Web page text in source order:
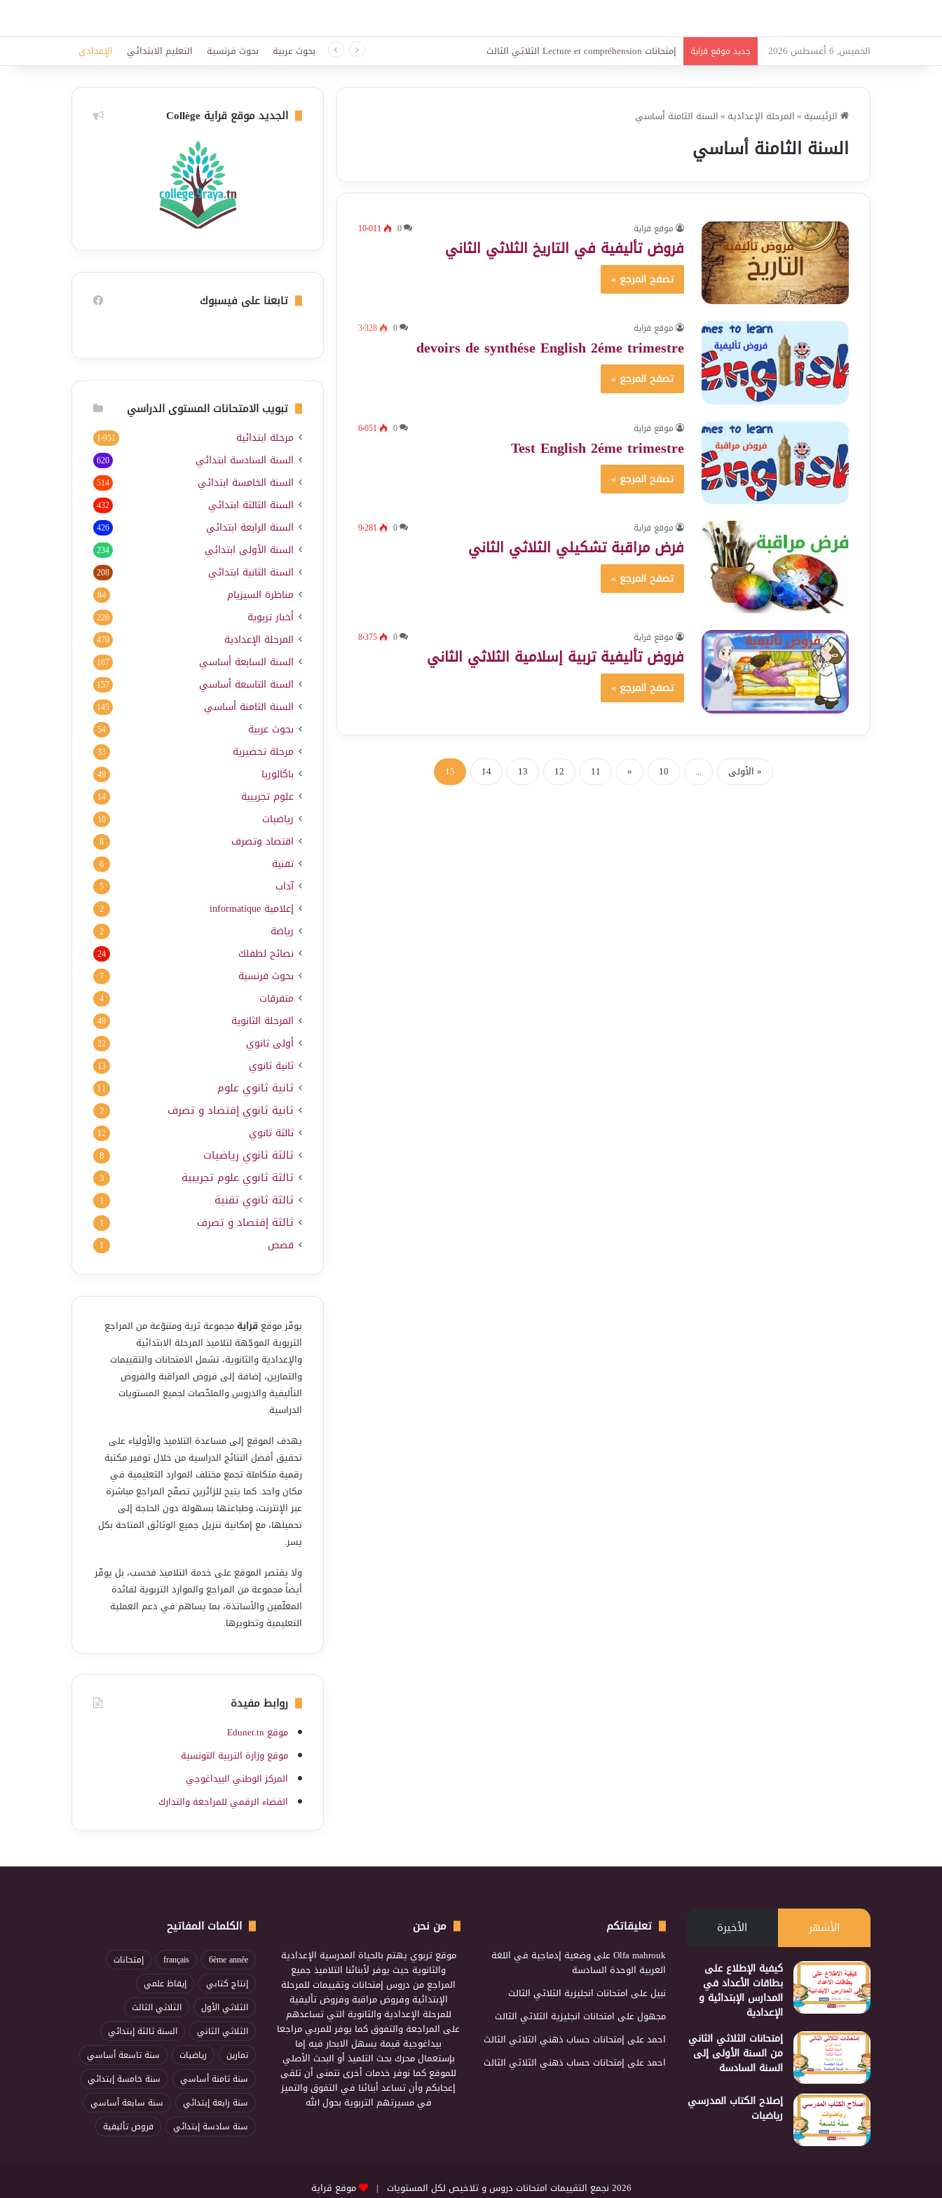
الخميس, 6 أغسطس 2026 جديد موقع قراية امتحانات قواعد لغة الثلاثي الثالث بحوث عربية بحوث فرنسية التعليم الابتدائي الإعدادي
الرئيسية »المرحلة الإعدادية »السنة الثامنة أساسي
السنة الثامنة أساسي
موقع قراية 0 10٬011
فروض تأليفية في التاريخ الثلاثي الثاني
تصفح المرجع »
موقع قراية 0 3٬328
devoirs de synthése English 2éme trimestre
تصفح المرجع »
موقع قراية 0 6٬051
Test English 2éme trimestre
تصفح المرجع »
موقع قراية 0 9٬281
فرض مراقبة تشكيلي الثلاثي الثاني
تصفح المرجع »
موقع قراية 0 8٬375
فروض تأليفية تربية إسلامية الثلاثي الثاني
تصفح المرجع »
« الأولى ...
10
«
11
12
13
14
15
الجديد موقع قراية Collège
تابعنا على فيسبوك
تبويب الامتحانات المستوى الدراسي
مرحلة ابتدائية 1٬951
السنة السادسة ابتدائي 620
السنة الخامسة ابتدائي 514
السنة الثالثة ابتدائي 432
السنة الرابعة ابتدائي 426
السنة الأولى ابتدائي 234
السنة الثانية ابتدائي 208
مناظرة السيزيام 84
أخبار تربوية 226
المرحلة الإعدادية 470
السنة السابعة أساسي 167
السنة التاسعة أساسي 157
السنة الثامنة أساسي 145
بحوث عربية 54
مرحلة تحضيرية 33
باكالوريا 49
علوم تجريبية 14
رياضيات 10
اقتصاد وتصرف 8
تقنية 6
آداب 5
إعلامية informatique
2
رياضة 2
نصائح لطفلك 24
بحوث فرنسية 7
متفرقات 4
المرحلة الثانوية 49
أولى ثانوي 22
ثانية ثانوي 13
ثانية ثانوي علوم 11
ثانية ثانوي إقتصاد و تصرف 2
ثالثة ثانوي 12
ثالثة ثانوي رياضيات 8
ثالثة ثانوي علوم تجريبية 3
ثالثة ثانوي تقنية 1
ثالثة إقتصاد و تصرف 1
قصص 1
يوفّر موقع قرايةمجموعة ثرية ومتنوّعة من المراجع
التربوية الموجّهة لتلاميذ المرحلة الابتدائية
والإعدادية والثانوية، تشمل الامتحانات والتقييمات
والتمارين، إضافة إلى فروض المراقبة والفروض
التأليفية والدروس والملخّصات لجميع المستويات
الدراسية.
يهدف الموقع إلى مساعدة التلاميذ والأولياء على
تحقيق أفضل النتائج الدراسية من خلال توفير مكتبة
رقمية متكاملة تجمع مختلف الموارد التعليمية في
مكان واحد. كما يتيح للزائرين تصفّح المراجع مباشرة
عبر الإنترنت، وطباعتها بسهولة دون الحاجة إلى
تحميلها، مع إمكانية تنزيل جميع الوثائق المتاحة بكل
يسر.
ولا يقتصر الموقع على خدمة التلاميذ فحسب، بل يوفّر
أيضاً مجموعة من المراجع والموارد التربوية لفائدة
المعلّمين والأساتذة، بما يساهم في دعم العملية
التعليمية وتطويرها.
روابط مفيدة
موقع Edunet.tn
موقع وزارة التربية التونسية
المركز الوطني البيداغوجي
الفضاء الرقمي للمراجعة والتدارك
الأشهر الأخيرة
كيفية الإطلاع على
بطاقات الأعداد في
المدارس الإبتدائية و
الإعدادية
إمتحانات الثلاثي الثاني
من السنة الأولى إلى
السنة السادسة
إصلاح الكتاب المدرسي
رياضيات
تعليقاتكم
Olfa mahroukعلىوضعية إدماجية في اللغة
العربية الوحدة السادسة
نبيلعلى امتحانات انجليزية الثلاثي الثالث
مجهولعلى امتحانات انجليزية الثلاثي الثالث
احمدعلى إمتحانات حساب ذهني الثلاثي الثالث
احمدعلى إمتحانات حساب ذهني الثلاثي الثالث
من نحن
موقع تربوي يهتم بالحياة المدرسية الإعدادية
والثانوية حيث يوفر لأبنائنا التلاميذ جميع
المراجع من دروس إمتحانات وتقييمات للمرحلة
الإبتدائية وفروض مراقبة وفروض تأليفية
للمرحلة الإعدادية والثانوية التي تساعدهم
على المراجعة والتفوق كما يوفر للمربي مراجعا
بيداغوجية قيمة يسهل الابحار فيه إما
بإستعمال محرك بحث التلميذ أو البحث الأصلي
للموقع كما نوفر خدمات أخرى نتمنى أن تلقى
إعجابكم وأن تساعد أبنائنا في التفوق والتميز
في مسيرتهم التربوية بحول الله
الكلمات المفاتيح
6ème année
français
إمتحانات
إنتاج كتابي
إيقاظ علمي
الثلاثي الأول
الثلاثي الثالث
الثلاثي الثاني
السنة ثالثة إبتدائي
تمارين
رياضيات
سنة تاسعة أساسي
سنة ثامنة أساسي
سنة خامسة إبتدائي
سنة رابعة إبتدائي
سنة سابعة أساسي
سنة سادسة إبتدائي
فروض تأليفية
2026 نجمع التقييمات امتحانات دروس و تلاخيص لكل المستويات | موقع قراية